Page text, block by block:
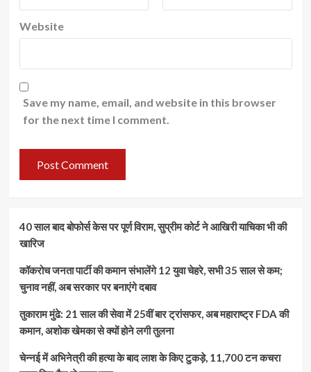
Website
Save my name, email, and website in this browser
for the next time I comment.
40 साल बाद बोफोर्स केस पर पूर्ण विराम, सुप्रीम कोर्ट ने आखिरी याचिका भी की
खारिज
कॉकरोच जनता पार्टी की कमान संभालेंगे 12 युवा चेहरे, सभी 35 साल से कम;
चुनाव नहीं, अब सरकार पर बनाएंगे दबाव
तुकाराम मुंढे: 21 साल की सेवा में 25वीं बार ट्रांसफर, अब महाराष्ट्र FDA की
कमान, अशोक खेमका से क्यों होने लगी तुलना
चेन्नई में अभिनेत्री की हत्या के बाद लाश के किए टुकड़े, 11,700 टन कचरा